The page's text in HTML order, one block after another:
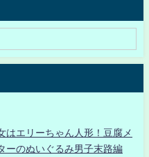
エリーちゃん人形！豆腐メ
ーのぬいぐるみ男子末路編